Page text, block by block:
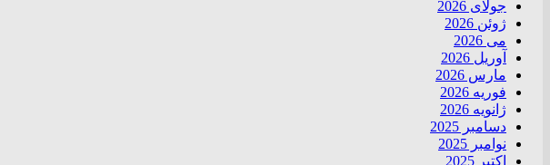
جولای 2026
ژوئن 2026
می 2026
آوریل 2026
مارس 2026
فوریه 2026
ژانویه 2026
دسامبر 2025
نوامبر 2025
اکتبر 2025